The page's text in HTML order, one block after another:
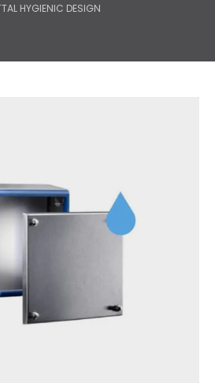
HYGIENIC DESIGN